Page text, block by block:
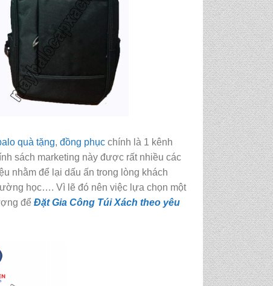
quà tặng, đồng phụcchính là 1 kênh
sách marketing này được rất nhiều các
nhằm để lại dấu ấn trong lòng khách
học…. Vì lẽ đó nên việc lựa chọn một
để Đặt Gia Công Túi Xách theo yêu